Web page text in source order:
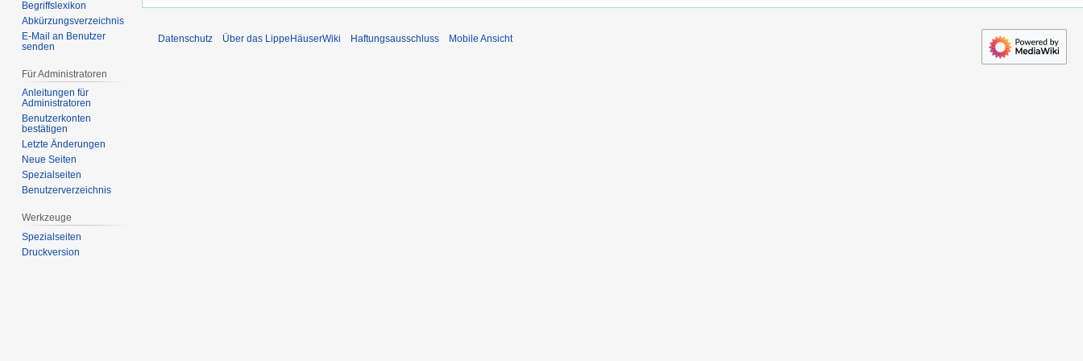
Begriffslexikon
Abkürzungsverzeichnis
E-Mail an Benutzer
senden
Für Administratoren
Anleitungen für
Administratoren
Benutzerkonten
bestätigen
Letzte Änderungen
Neue Seiten
Spezialseiten
Benutzerverzeichnis
Werkzeuge
Spezialseiten
Druckversion
Datenschutz Über das LippeHäuserWiki Haftungsausschluss Mobile Ansicht